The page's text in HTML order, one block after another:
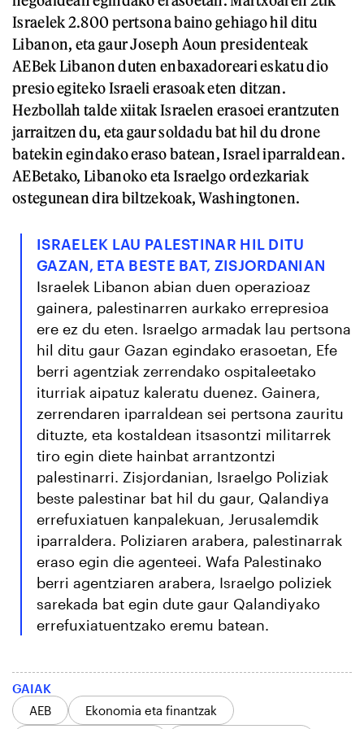
Israelek 2.800 pertsona baino gehiago hil ditu
Libanon, eta gaur Joseph Aoun presidenteak
AEBek Libanon duten enbaxadoreari eskatu dio
presio egiteko Israeli erasoak eten ditzan.
Hezbollah talde xiitak Israelen erasoei erantzuten
jarraitzen du, eta gaur soldadu bat hil du drone
batekin egindako eraso batean, Israel iparraldean.
AEBetako, Libanoko eta Israelgo ordezkariak
ostegunean dira biltzekoak, Washingtonen.
ISRAELEK LAU PALESTINAR HIL DITU
GAZAN, ETA BESTE BAT, ZISJORDANIAN
Israelek Libanon abian duen operazioaz
gainera, palestinarren aurkako errepresioa
ere ez du eten. Israelgo armadak lau pertsona
hil ditu gaur Gazan egindako erasoetan, Efe
berri agentziak zerrendako ospitaleetako
iturriak aipatuz kaleratu duenez. Gainera,
zerrendaren iparraldean sei pertsona zauritu
dituzte, eta kostaldean itsasontzi militarrek
tiro egin diete hainbat arrantzontzi
palestinarri. Zisjordanian, Israelgo Poliziak
beste palestinar bat hil du gaur, Qalandiya
errefuxiatuen kanpalekuan, Jerusalemdik
iparraldera. Poliziaren arabera, palestinarrak
eraso egin die agenteei. Wafa Palestinako
berri agentziaren arabera, Israelgo poliziek
sarekada bat egin dute gaur Qalandiyako
errefuxiatuentzako eremu batean.
GAIAK
AEB
Ekonomia eta finantzak